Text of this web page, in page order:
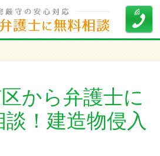
から弁護士に
！建造物侵入